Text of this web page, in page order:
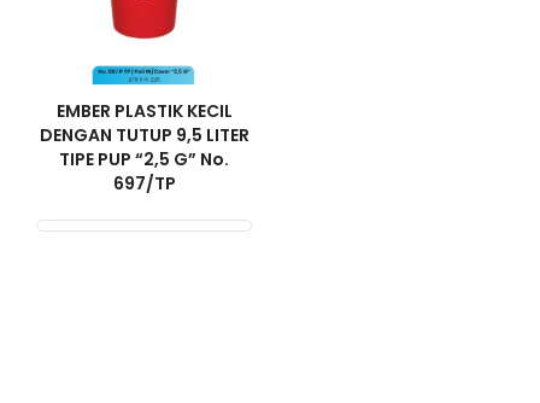
EMBER PLASTIK KECIL
DENGAN TUTUP 9,5 LITER
TIPE PUP “2,5 G” No.
697/TP